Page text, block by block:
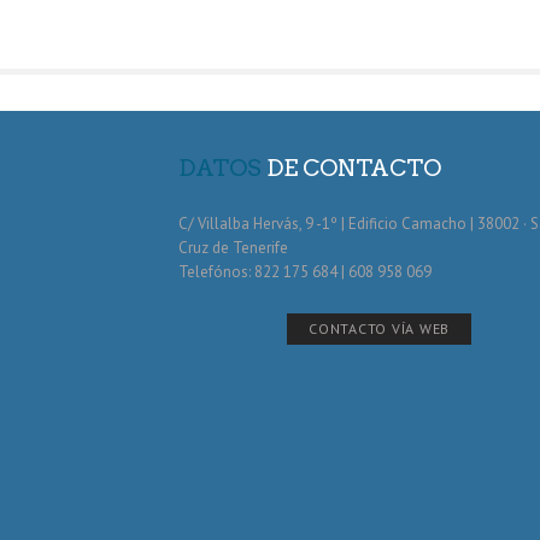
DATOS DE CONTACTO
C/ Villalba Hervás, 9 -1º | Edificio Camacho | 38002 ·
Cruz de Tenerife
Telefónos: 822 175 684 | 608 958 069
CONTACTO VÍA WEB